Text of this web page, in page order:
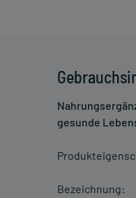
gesunde
Bezeichnung: